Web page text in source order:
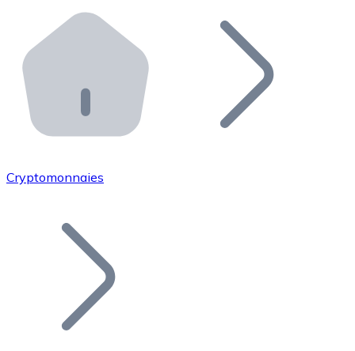
Distributeurs automatiques Bitnovo
Intégrez un ATM Bitnovo dans votre entreprise et
API Bitnovo
Intégrez notre API dans votre écosystème.
Rejoignez notre réseau de distributeurs et
Ajoutez le token de votre projet à notre service
Cryptomonnaies